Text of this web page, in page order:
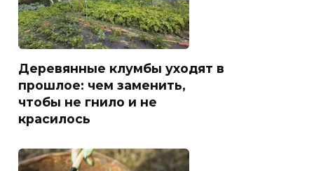
Деревянные клумбы уходят в
прошлое: чем заменить,
чтобы не гнило и не
красилось